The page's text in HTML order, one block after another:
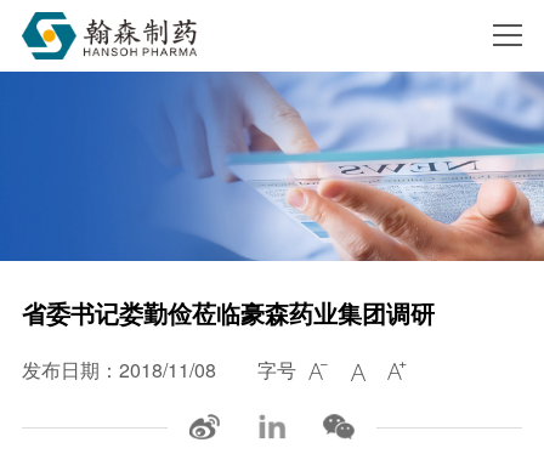
省委书记娄勤俭莅临豪森药业集团调研
发布日期：2018/11/08 字号   